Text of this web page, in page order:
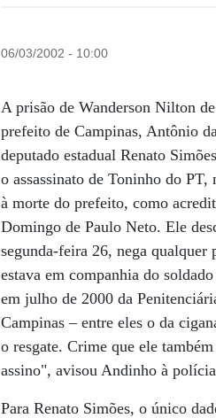
06/03/2002 - 10:00
A prisão de Wanderson Nilton
prefeito de Campinas, Antônio
deputado estadual Renato
o assassinato de Toninho do
à morte do prefeito, como
Domingo de Paulo Neto. Ele
segunda-feira 26, nega
estava em companhia do
em julho de 2000 da
Campinas – entre eles o da
o resgate. Crime que ele
assino", avisou Andinho à
Para Renato Simões, o único